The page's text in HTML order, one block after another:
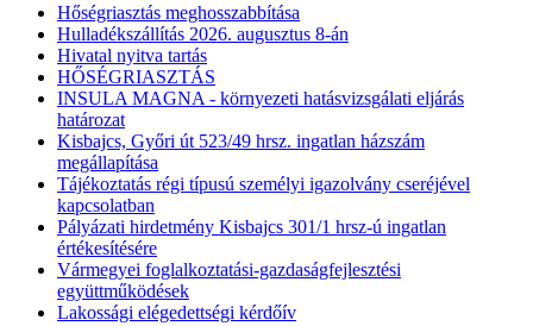
Hőségriasztás meghosszabbítása
Hulladékszállítás 2026. augusztus 8-án
Hivatal nyitva tartás
HŐSÉGRIASZTÁS
INSULA MAGNA - környezeti hatásvizsgálati eljárás
határozat
Kisbajcs, Győri út 523/49 hrsz. ingatlan házszám
megállapítása
Tájékoztatás régi típusú személyi igazolvány cseréjével
kapcsolatban
Pályázati hirdetmény Kisbajcs 301/1 hrsz-ú ingatlan
értékesítésére
Vármegyei foglalkoztatási-gazdaságfejlesztési
együttműködések
Lakossági elégedettségi kérdőív